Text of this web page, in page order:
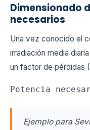
Dimensionado
necesarios
Una vez conocido el
irradiación media
un factor de pérdidas
Ejemplo para